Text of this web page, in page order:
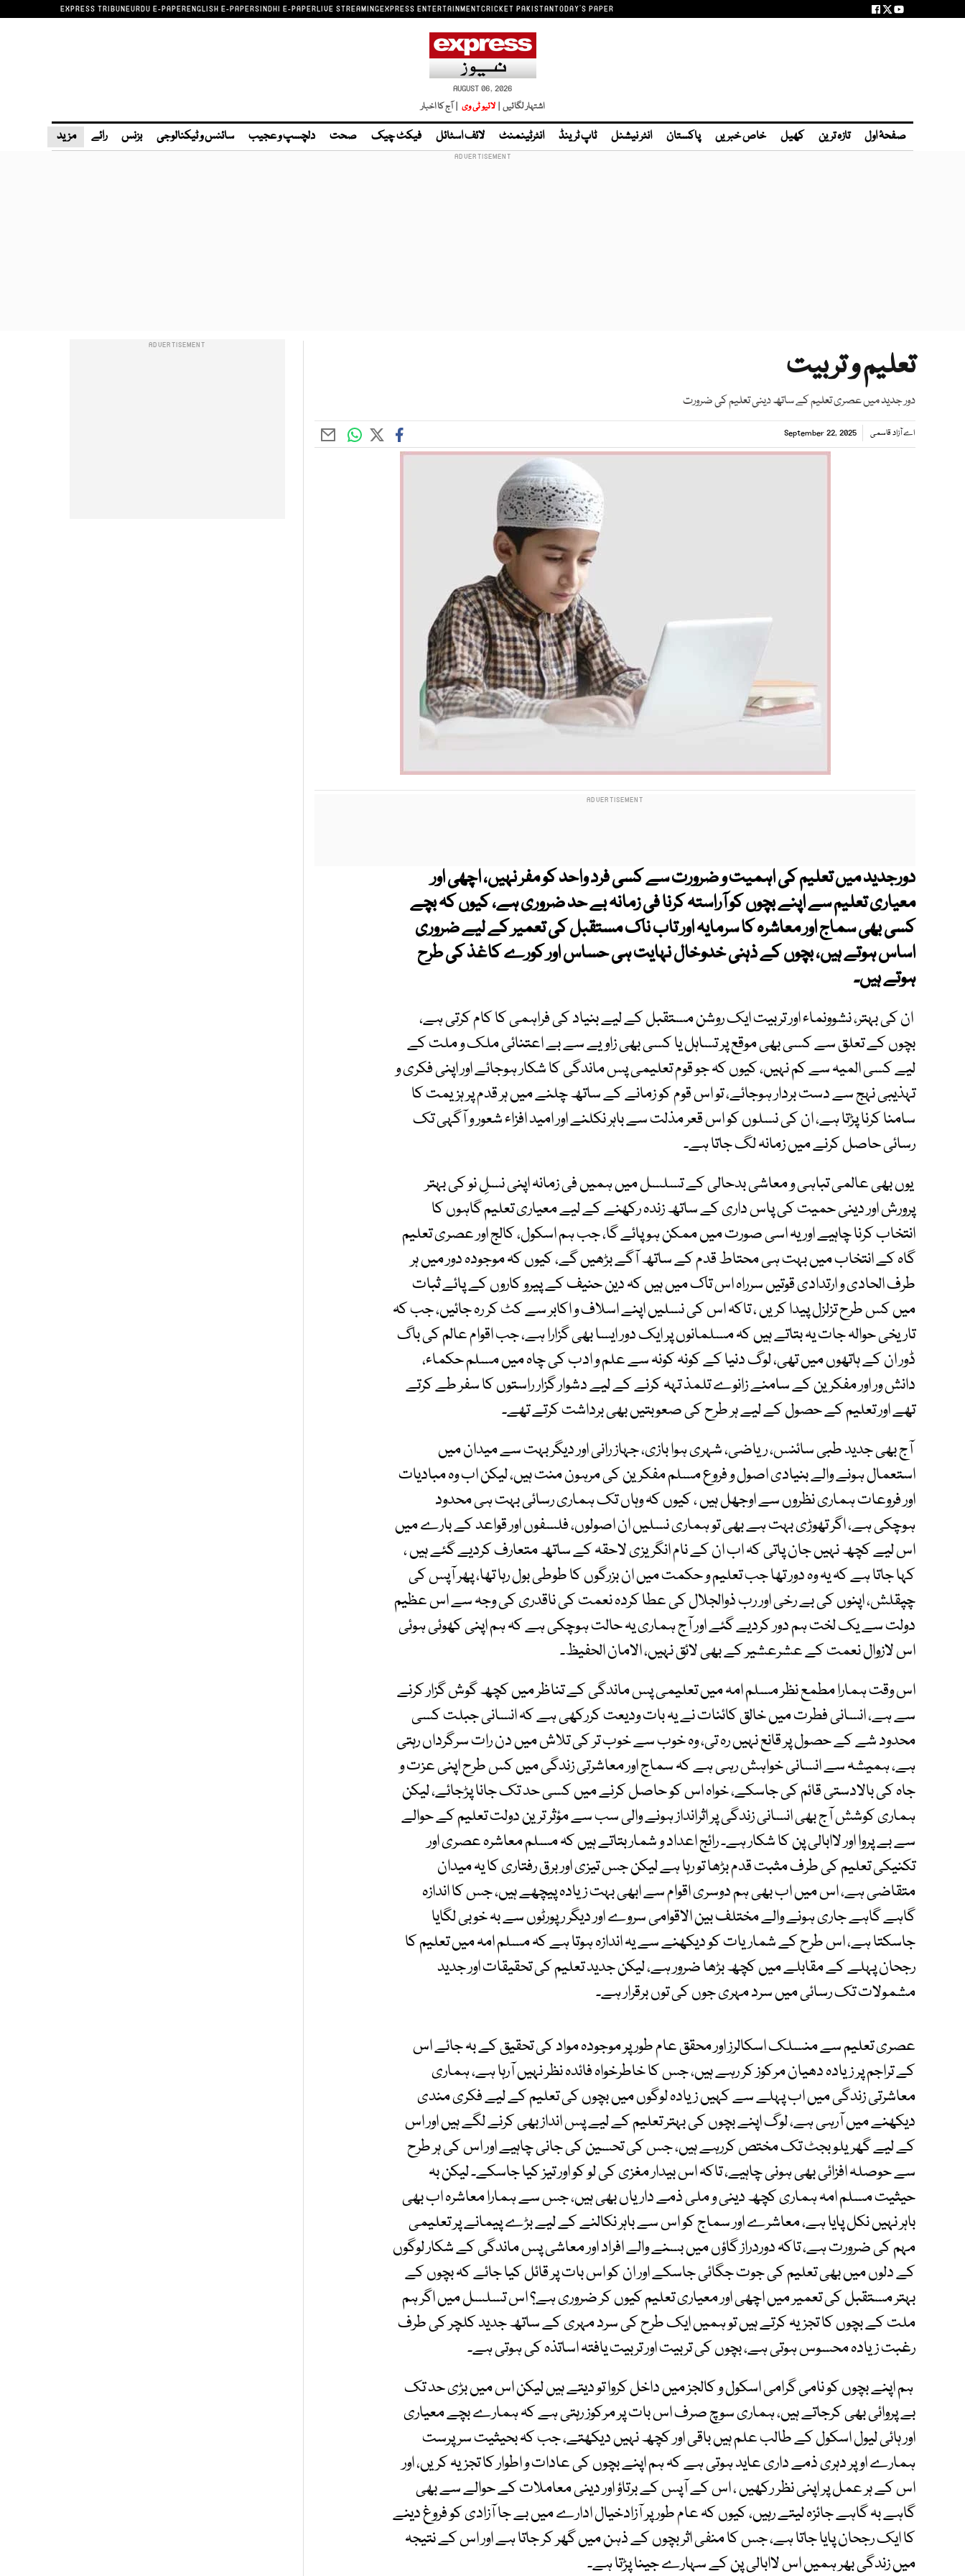
EXPRESS TRIBUNEURDU E-PAPERENGLISH E-PAPERSINDHI E-PAPERLIVE STREAMINGEXPRESS ENTERTAINMENTCRICKET PAKISTANTODAY'S PAPER
AUGUST 06, 2026
اشتہار لگائیں | لائیو ٹی وی | آج کا اخبار
صفحۂ اول تازہ ترین کھیل خاص خبریں پاکستان انٹر نیشنل ٹاپ ٹرینڈ انٹرٹینمنٹ لائف اسٹائل فیکٹ چیک صحت دلچسپ و عجیب سائنس و ٹیکنالوجی بزنس رائے مزید
تعلیم و تربیت
دور جدید میں عصری تعلیم کے ساتھ دینی تعلیم کی ضرورت
اے آزاد قاسمی September 22, 2025
دورجدید میں تعلیم کی اہمیت و ضرورت سے کسی فرد واحد کو مفر نہیں، اچھی اور
معیاری تعلیم سے اپنے بچوں کو آراستہ کرنا فی زمانہ بے حد ضروری ہے، کیوں کہ بچے
کسی بھی سماج اور معاشرہ کا سرمایہ اور تاب ناک مستقبل کی تعمیر کے لیے ضروری
اساس ہوتے ہیں، بچوں کے ذہنی خدوخال نہایت ہی حساس اور کورے کاغذ کی طرح
ہوتے ہیں۔
ان کی بہتر، نشوونماء اور تربیت ایک روشن مستقبل کے لیے بنیاد کی فراہمی کا کام کرتی ہے،
بچوں کے تعلق سے کسی بھی موقع پر تساہل یا کسی بھی زاویے سے بے اعتنائی ملک و ملت کے
لیے کسی المیہ سے کم نہیں، کیوں کہ جو قوم تعلیمی پس ماندگی کا شکار ہوجائے اور اپنی فکری و
تہذیبی نہج سے دست بردار ہوجائے، تو اس قوم کو زمانے کے ساتھ چلنے میں ہر قدم پر ہزیمت کا
سامنا کرنا پڑتا ہے، ان کی نسلوں کو اس قعر مذلت سے باہر نکلنے اور امید افزاء شعور و آگہی تک
رسائی حاصل کرنے میں زمانہ لگ جاتا ہے۔
یوں بھی عالمی تباہی و معاشی بدحالی کے تسلسل میں ہمیں فی زمانہ اپنی نسلِ نو کی بہتر
پرورش اور دینی حمیت کی پاس داری کے ساتھ زندہ رکھنے کے لیے معیاری تعلیم گاہوں کا
انتخاب کرنا چاہیے اور یہ اسی صورت میں ممکن ہوپائے گا، جب ہم اسکول، کالج اور عصری تعلیم
گاہ کے انتخاب میں بہت ہی محتاط قدم کے ساتھ آگے بڑھیں گے، کیوں کہ موجودہ دور میں ہر
طرف الحادی و ارتدادی قوتیں سرراہ اس تاک میں ہیں کہ دین حنیف کے پیرو کاروں کے پائے ثبات
میں کس طرح تزلزل پیدا کریں ، تاکہ اس کی نسلیں اپنے اسلاف و اکابر سے کٹ کر رہ جائیں، جب کہ
تاریخی حوالہ جات یہ بتاتے ہیں کہ مسلمانوں پر ایک دور ایسا بھی گزارا ہے، جب اقوام عالم کی باگ
ڈور ان کے ہاتھوں میں تھی، لوگ دنیا کے کونہ کونہ سے علم و ادب کی چاہ میں مسلم حکماء،
دانش ور اور مفکرین کے سامنے زانوے تلمذ تہہ کرنے کے لیے دشوار گزار راستوں کا سفر طے کرتے
تھے اور تعلیم کے حصول کے لیے ہر طرح کی صعوبتیں بھی برداشت کرتے تھے۔
آج بھی جدید طبی سائنس، ریاضی، شہری ہوا بازی، جہاز رانی اور دیگر بہت سے میدان میں
استعمال ہونے والے بنیادی اصول و فروع مسلم مفکرین کی مرہون منت ہیں، لیکن اب وہ مبادیات
اور فروعات ہماری نظروں سے اوجھل ہیں ، کیوں کہ وہاں تک ہماری رسائی بہت ہی محدود
ہوچکی ہے، اگر تھوڑی بہت ہے بھی تو ہماری نسلیں ان اصولوں، فلسفوں اور قواعد کے بارے میں
اس لیے کچھ نہیں جان پاتی کہ اب ان کے نام انگریزی لاحقہ کے ساتھ متعارف کردیے گئے ہیں ،
کہا جاتا ہے کہ یہ وہ دور تھا جب تعلیم و حکمت میں ان بزرگوں کا طوطی بول رہا تھا، پھر آپس کی
چپقلش، اپنوں کی بے رخی اور رب ذوالجلال کی عطا کردہ نعمت کی ناقدری کی وجہ سے اس عظیم
دولت سے یک لخت ہم دور کردیے گئے اور آج ہماری یہ حالت ہوچکی ہے کہ ہم اپنی کھوئی ہوئی
اس لازوال نعمت کے عشرعشیر کے بھی لائق نہیں، الامان الحفیظ۔
اس وقت ہمارا مطمع نظر مسلم امہ میں تعلیمی پس ماندگی کے تناظر میں کچھ گوش گزار کرنے
سے ہے، انسانی فطرت میں خالق کائنات نے یہ بات ودیعت کررکھی ہے کہ انسانی جبلت کسی
محدود شے کے حصول پر قانع نہیں رہ تی، وہ خوب سے خوب تر کی تلاش میں دن رات سرگرداں رہتی
ہے، ہمیشہ سے انسانی خواہش رہی ہے کہ سماج اور معاشرتی زندگی میں کس طرح اپنی عزت و
جاہ کی بالادستی قائم کی جاسکے، خواہ اس کو حاصل کرنے میں کسی حد تک جانا پڑجائے، لیکن
ہماری کوشش آج بھی انسانی زندگی پر اثرانداز ہونے والی سب سے مؤثر ترین دولت تعلیم کے حوالے
سے بے پروا اور لاابالی پن کا شکار ہے۔ رائج اعداد و شمار بتاتے ہیں کہ مسلم معاشرہ عصری اور
تکنیکی تعلیم کی طرف مثبت قدم بڑھا تو رہا ہے لیکن جس تیزی اور برق رفتاری کا یہ میدان
متقاضی ہے، اس میں اب بھی ہم دوسری اقوام سے ابھی بہت زیادہ پیچھے ہیں، جس کا اندازہ
گاہے گاہے جاری ہونے والے مختلف بین الاقوامی سروے اور دیگر رپورٹوں سے بہ خوبی لگایا
جاسکتا ہے، اس طرح کے شماریات کو دیکھنے سے یہ اندازہ ہوتا ہے کہ مسلم امہ میں تعلیم کا
رجحان پہلے کے مقابلے میں کچھ بڑھا ضرور ہے، لیکن جدید تعلیم کی تحقیقات اور جدید
مشمولات تک رسائی میں سرد مہری جوں کی توں برقرار ہے۔
عصری تعلیم سے منسلک اسکالرز اور محقق عام طور پر موجودہ مواد کی تحقیق کے بہ جائے اس
کے تراجم پر زیادہ دھیان مرکوز کر رہے ہیں، جس کا خاطرخواہ فائدہ نظر نہیں آرہا ہے، ہماری
معاشرتی زندگی میں اب پہلے سے کہیں زیادہ لوگوں میں بچوں کی تعلیم کے لیے فکری مندی
دیکھنے میں آرہی ہے، لوگ اپنے بچوں کی بہتر تعلیم کے لیے پس انداز بھی کرنے لگے ہیں اور اس
کے لیے گھریلو بجٹ تک مختص کررہے ہیں، جس کی تحسین کی جانی چاہیے اور اس کی ہر طرح
سے حوصلہ افزائی بھی ہونی چاہیے، تاکہ اس بیدار مغزی کی لو کو اور تیز کیا جاسکے۔ لیکن بہ
حیثیت مسلم امہ ہماری کچھ دینی و ملی ذمے داریاں بھی ہیں، جس سے ہمارا معاشرہ اب بھی
باہر نہیں نکل پایا ہے، معاشرے اور سماج کو اس سے باہر نکالنے کے لیے بڑے پیمانے پر تعلیمی
مہم کی ضرورت ہے، تاکہ دوردراز گاؤں میں بسنے والے افراد اور معاشی پس ماندگی کے شکار لوگوں
کے دلوں میں بھی تعلیم کی جوت جگائی جاسکے اور ان کو اس بات پر قائل کیا جائے کہ بچوں کے
بہتر مستقبل کی تعمیر میں اچھی اور معیاری تعلیم کیوں کر ضروری ہے؟ اس تسلسل میں اگر ہم
ملت کے بچوں کا تجزیہ کرتے ہیں تو ہمیں ایک طرح کی سرد مہری کے ساتھ جدید کلچر کی طرف
رغبت زیادہ محسوس ہوتی ہے، بچوں کی تربیت اور تربیت یافتہ اساتذہ کی ہوتی ہے۔
ہم اپنے بچوں کو نامی گرامی اسکول و کالجز میں داخل کروا تو دیتے ہیں لیکن اس میں بڑی حد تک
بے پروائی بھی کرجاتے ہیں، ہماری سوچ صرف اس بات پر مرکوز رہتی ہے کہ ہمارے بچے معیاری
اور ہائی لیول اسکول کے طالب علم ہیں باقی اور کچھ نہیں دیکھتے، جب کہ بحیثیت سرپرست
ہمارے اوپر دہری ذمے داری عاید ہوتی ہے کہ ہم اپنے بچوں کی عادات و اطوار کا تجزیہ کریں، اور
اس کے ہر عمل پر اپنی نظر رکھیں ، اس کے آپس کے برتاؤ اور دینی معاملات کے حوالے سے بھی
گاہے بہ گاہے جائزہ لیتے رہیں، کیوں کہ عام طور پر آزادخیال ادارے میں بے جا آزادی کو فروغ دینے
کا ایک رجحان پایا جاتا ہے، جس کا منفی اثر بچوں کے ذہن میں گھر کر جاتا ہے اور اس کے نتیجہ
میں زندگی بھر ہمیں اس لاابالی پن کے سہارے جینا پڑتا ہے۔